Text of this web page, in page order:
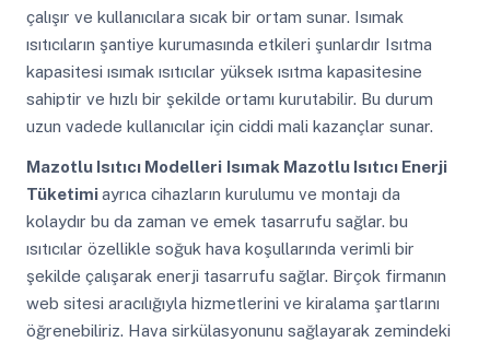
çalışır ve kullanıcılara sıcak bir ortam sunar. Isımak
ısıtıcıların şantiye kurumasında etkileri şunlardır Isıtma
kapasitesi ısımak ısıtıcılar yüksek ısıtma kapasitesine
sahiptir ve hızlı bir şekilde ortamı kurutabilir. Bu durum
uzun vadede kullanıcılar için ciddi mali kazançlar sunar.
Mazotlu Isıtıcı Modelleri Isımak Mazotlu Isıtıcı Enerji
Tüketimiayrıca cihazların kurulumu ve montajı da
kolaydır bu da zaman ve emek tasarrufu sağlar. bu
ısıtıcılar özellikle soğuk hava koşullarında verimli bir
şekilde çalışarak enerji tasarrufu sağlar. Birçok firmanın
web sitesi aracılığıyla hizmetlerini ve kiralama şartlarını
öğrenebiliriz. Hava sirkülasyonunu sağlayarak zemindeki